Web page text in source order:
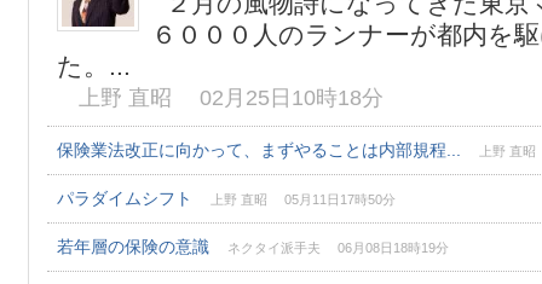
６０００人のランナーが都内を
た。...
上野 直昭 02月25日10時18分
保険業法改正に向かって、まずやることは内部規程... 上野 直昭
パラダイムシフト 上野 直昭 05月11日17時50分
若年層の保険の意識 ネクタイ派手夫 06月08日18時19分